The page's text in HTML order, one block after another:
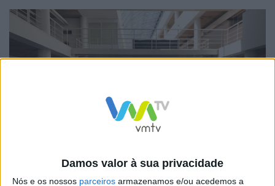
Damos valor à sua privacidade
Nós e os nossos parceiros armazenamos e/ou acedemos a